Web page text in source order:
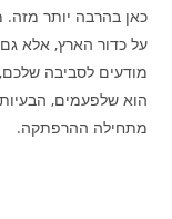
כאן בהרבה יותר
על כדור הארץ, אלא
מודעים לסביבה
הוא שלפעמים,
מתחילה ההרפתקה.